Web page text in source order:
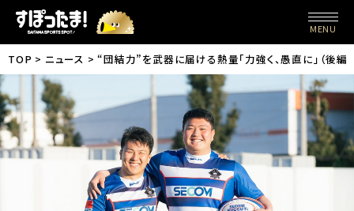
MENU
TOP ニュース “団結力”を武器に届ける熱量「力強く、愚直に」（後